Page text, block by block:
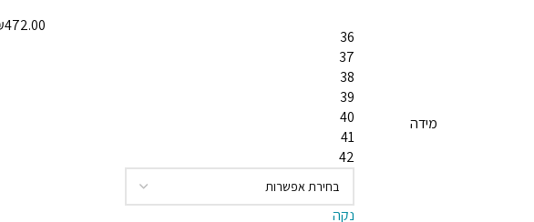
מידה
36
37
38
39
40
41
42
נקה
472.00